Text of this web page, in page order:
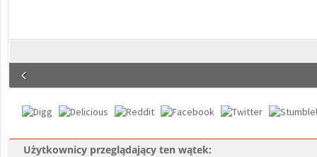
Użytkownicy przeglądający ten wątek: